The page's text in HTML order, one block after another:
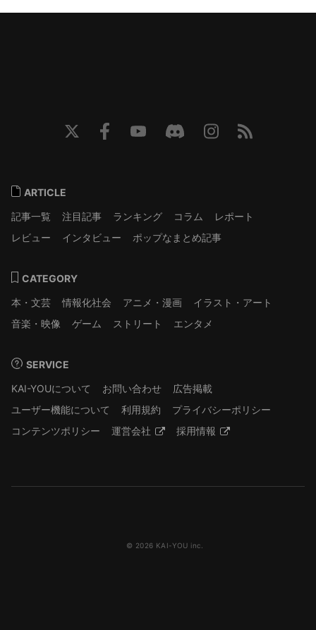
ARTICLE
記事一覧
注目記事 ランキング コラム
レポート
レビュー
インタビュー ポップなまとめ記事
CATEGORY
本・文芸
情報化社会 アニメ・漫画
イラスト・アート
音楽・映像
ゲーム ストリート エンタメ
SERVICE
KAI-YOUについて
お問い合わせ
広告掲載
ユーザー機能について
利用規約
プライバシーポリシー
コンテンツポリシー
運営会社 採用情報
© 2026 KAI-YOU inc.